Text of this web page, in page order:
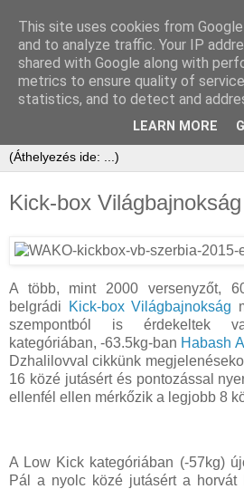
Kick-box
A több, mint 2000 versenyzőt,
belgrádi
Kick-box Világbajnokság
szempontból is érdekeltek
kategóriában, -63.5kg-ban Habash
Dzhalilovval cikkünk
16 közé jutásért és pontozással
ellenfél ellen mérkőzik a legjobb 8
A Low Kick kategóriában (-57kg)
Pál a nyolc közé jutásért a horvát
This site uses cookies from
and to analyze traffic. Your IP
shared with Google along with
metrics to ensure quality of
statistics, and to detect and
LEARN MORE